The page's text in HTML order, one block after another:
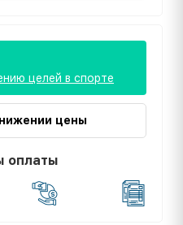
целей в спорте
цены
оплаты